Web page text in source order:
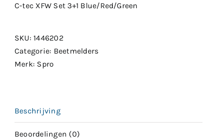
C-tec XFW Set 3+1 Blue/Red/Green
SKU:1446202
Categorie: Beetmelders
Merk: Spro
Beschrijving
Beoordelingen (0)